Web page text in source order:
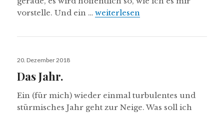
vorstelle. Und ein …Es gibt Neues
weiterlesen
Veröffentlicht
20. Dezember 2018
Das Jahr.
Ein (für mich) wieder einmal turbulentes und
stürmisches Jahr geht zur Neige. Was soll ich